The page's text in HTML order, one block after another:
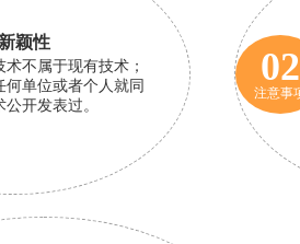
颖性
术不属于现有技术；
何单位或者个人就同
开发表过。
02
注意事